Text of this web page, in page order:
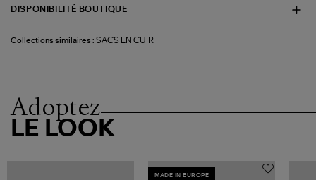
DISPONIBILITÉ BOUTIQUE
Collections similaires : SACS EN CUIR
Adoptez
LE LOOK
MADE IN EUROPE